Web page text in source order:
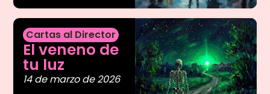
Cartas al Director
El veneno de
tu luz
14 de marzo de 2026